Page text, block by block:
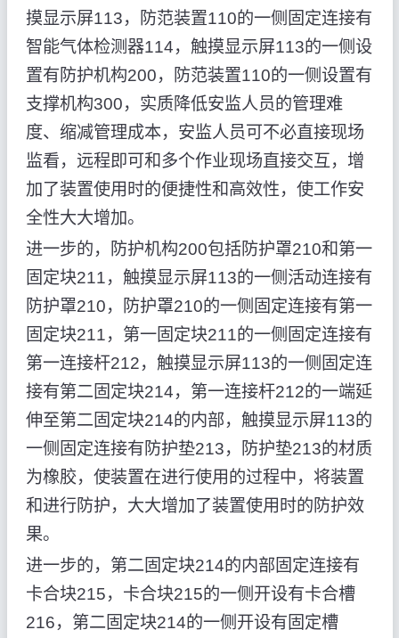
摸显示屏113，防范装置110的一侧固定连接有
智能气体检测器114，触摸显示屏113的一侧设
置有防护机构200，防范装置110的一侧设置有
支撑机构300，实质降低安监人员的管理难
度、缩减管理成本，安监人员可不必直接现场
监看，远程即可和多个作业现场直接交互，增
加了装置使用时的便捷性和高效性，使工作安
全性大大增加。
进一步的，防护机构200包括防护罩210和第一
固定块211，触摸显示屏113的一侧活动连接有
防护罩210，防护罩210的一侧固定连接有第一
固定块211，第一固定块211的一侧固定连接有
第一连接杆212，触摸显示屏113的一侧固定连
接有第二固定块214，第一连接杆212的一端延
伸至第二固定块214的内部，触摸显示屏113的
一侧固定连接有防护垫213，防护垫213的材质
为橡胶，使装置在进行使用的过程中，将装置
和进行防护，大大增加了装置使用时的防护效
果。
进一步的，第二固定块214的内部固定连接有
卡合块215，卡合块215的一侧开设有卡合槽
216，第二固定块214的一侧开设有固定槽